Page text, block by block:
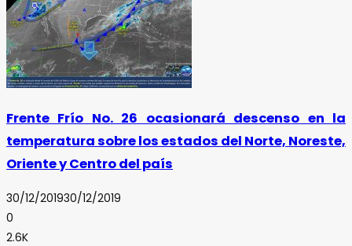
Frente Frío No. 26 ocasionará descenso en la
temperatura sobre los estados del Norte, Noreste,
Oriente y Centro del país
30/12/201930/12/2019
0
2.6K